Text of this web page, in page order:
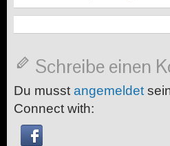
Schreibe einen
Du musst angemeldet
Connect with: